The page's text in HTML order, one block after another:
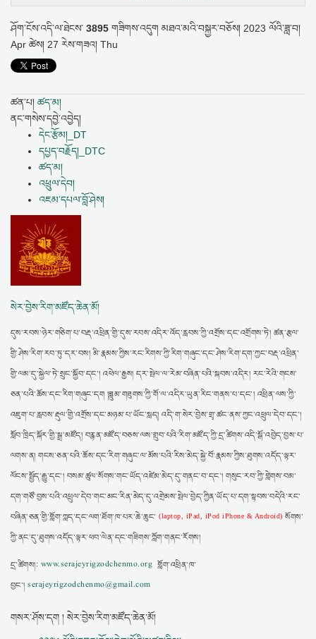
ཤོག་ངོས་འདི་ལ་ཐེངས་ 3895 གཟིགས་འདུག མཐའ་མའི་བསྐྱར་བཅོས། 2023 ལོའི་ཟླ་བ།
Apr ཚེས། 27 རེས་གཟའ། Thu
ཚན་པ། ཚད་མ།
ནང་གསེས་དབྱེ་འབྱེད།
དེང་རྩོམ།_DT
དཔྱད་བརྗོད།_DTC
ཚད་མ།
འཕྲུལ་དེབ།
འཇམ་དཔལ་བློ་ཤེས།
སེར་བྱེས་རིག་མཛོད་ཆེན་མོ།
དུས་རབས་ཉེར་གཅིག་པ་བརྡ་འཕྲིན་གྱི་དུས་རབས་འདིར་འོད་རླབས་ཀྱི་འགྲོས་དང་འགྲོགས་ཏེ། ཚན་རྩལ་
གྱི་ཤེས་རིག་རབ་ཏུ་དར་བས། མི་རྣམས་ཀྱིས་རང་རིགས་ཀྱི་རིག་གཞུང་དང་ཤེས་རིག་དག་ཀྱང་བརྡ་འཕྲིན་
གྱི་ལམ་དུ་སྐྱེལ་ཏེ་སྲུང་སྐྱོབ་དང་། འཕེལ་རྒྱས། དར་སྤེལ་ལ་རེམ་བཞིན་པའི་སྐབས་འདིར། རང་རེའི་གངས་
ཅན་པའི་ཆོས་དང་རིག་གཞུང་དག །ཟླུམ་གཟུགས་ཀྱི་གོ་ལ་འདིར་ཡུན་རིང་གནས་པ་དང་། འཕྲིན་ལས་ཀྱི་
འཇུག་པ་རླབས་རྡུལ་གྱི་འགྲོས་དང་མཉམ་པ་ཡོང་སླད། འདི་ག་སེར་བྱེས་གྲྭ་ཚང་ནས་ཀྱང་འཕྲུལ་དེབ་དང་།
སློབ་ཁྲིད་སྐོར་གྱི་སྒྲ་མཛོད། བརྙན་མཛོད་བཅས་ལས་གྲུབ་པའི་རིག་མཛོད་ཀྱི་དྲ་ཚིགས་འདི་སྒོ་འབྱེད་བྱས་པ་
ལགས་ན། གངས་ཅན་པའི་ཆོས་དང་རིག་གཞུང་ལ་མོས་པའི་རིས་མེད་སྐྱེ་བོ་རྣམས་ཀྱིས་ཐུགས་འདོད་ལྟར་
ལོངས་སྤྱོད་རྒྱུ་དང་། བསམ་ཚུལ་སོགས་གང་ཡོད་འཛེམ་མེད་དུ་གནང་བ་དང་། གསུང་རབ་ཀྱི་གླེགས་བམ་
དག་གཙོ་བྱས་པའི་འཕྲུལ་དེབ་གང་མང་རིན་མེད་དུ་འགྲེམས་སྤེལ་བྱེད་ཀྱིན་ཡོད་པ་དག་སྟབས་བདེའི་རང་
བཞིན་ཅན་གྱི་གློག་ཀླད་དང་ལག་ཐོག་ཁ་པར་ཆེ་ཆུང་(laptop, iPad, iPod iPhone & Android)སོགས་
ཀྱི་ནང་དུ་ཐུགས་འདོད་ལྟར་ཕབ་ལེན་དང་གཟིགས་ཀློག་གནང་རོགས།
དྲ་ཚིགས།: www.serajeyrigzodchenmo.org གློག་འཕྲིན་ཁ་
བྱང་།serajeyrigzodchenmo@gmail.com
གསར་ཤོས་དག ། སེར་བྱེས་རིག་མཛོད་ཆེན་མོ།